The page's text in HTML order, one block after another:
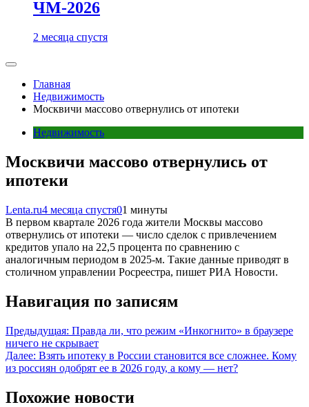
ЧМ-2026
2 месяца спустя
Главная
Недвижимость
Москвичи массово отвернулись от ипотеки
Недвижимость
Москвичи массово отвернулись от
ипотеки
Lenta.ru4 месяца спустя01 минуты
В первом квартале 2026 года жители Москвы массово
отвернулись от ипотеки — число сделок с привлечением
кредитов упало на 22,5 процента по сравнению с
аналогичным периодом в 2025-м. Такие данные приводят в
столичном управлении Росреестра, пишет РИА Новости.
Навигация по записям
Предыдущая: Правда ли, что режим «Инкогнито» в браузере
ничего не скрывает
Далее: Взять ипотеку в России становится все сложнее. Кому
из россиян одобрят ее в 2026 году, а кому — нет?
Похожие новости